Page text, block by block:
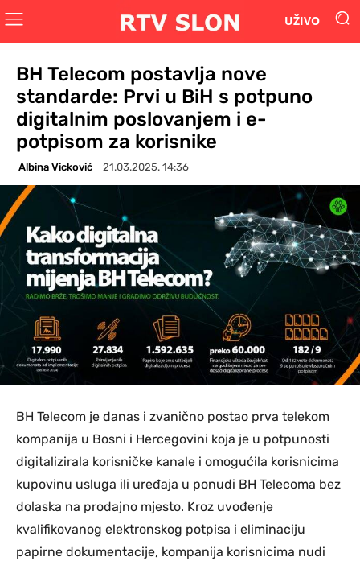
UŽIVO
BH Telecom postavlja nove
standarde: Prvi u BiH s potpuno
digitalnim poslovanjem i e-
potpisom za korisnike
Albina Vicković 21.03.2025. 14:36
BH Telecom je danas i zvanično postao prva telekom
kompanija u Bosni i Hercegovini koja je u potpunosti
digitalizirala korisničke kanale i omogućila korisnicima
kupovinu usluga ili uređaja u ponudi BH Telecoma bez
dolaska na prodajno mjesto. Kroz uvođenje
kvalifikovanog elektronskog potpisa i eliminaciju
papirne dokumentacije, kompanija korisnicima nudi